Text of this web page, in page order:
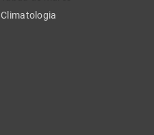
Climatologia